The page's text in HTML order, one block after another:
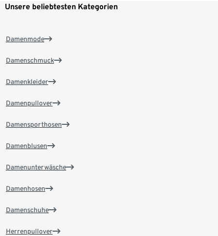
Unsere beliebtesten Kategorien
Damenmode
Damenschmuck
Damenkleider
Damenpullover
Damensporthosen
Damenblusen
Damenunterwäsche
Damenhosen
Damenschuhe
Herrenpullover